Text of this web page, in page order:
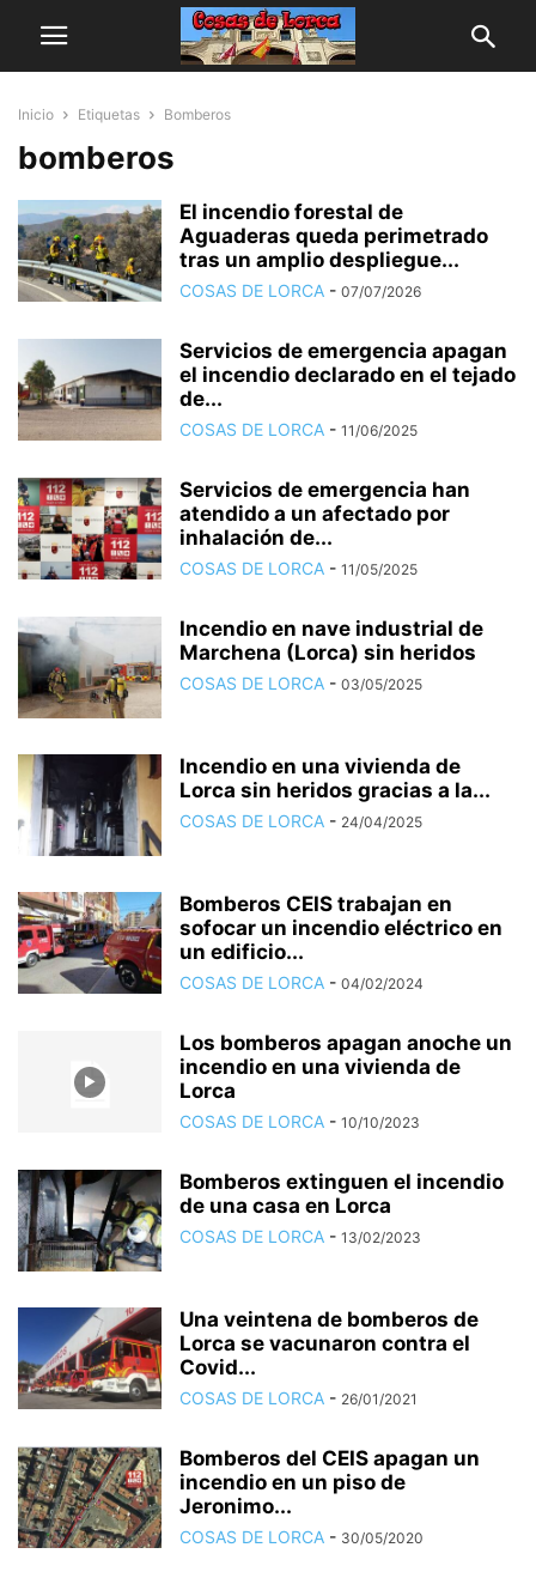
Inicio Etiquetas Bomberos
bomberos
El incendio forestal de
Aguaderas queda perimetrado
tras un amplio despliegue...
COSAS DE LORCA - 07/07/2026
Servicios de emergencia apagan
el incendio declarado en el tejado
de...
COSAS DE LORCA - 11/06/2025
Servicios de emergencia han
atendido a un afectado por
inhalación de...
COSAS DE LORCA - 11/05/2025
Incendio en nave industrial de
Marchena (Lorca) sin heridos
COSAS DE LORCA - 03/05/2025
Incendio en una vivienda de
Lorca sin heridos gracias a la...
COSAS DE LORCA - 24/04/2025
Bomberos CEIS trabajan en
sofocar un incendio eléctrico en
un edificio...
COSAS DE LORCA - 04/02/2024
Los bomberos apagan anoche un
incendio en una vivienda de
Lorca
COSAS DE LORCA - 10/10/2023
Bomberos extinguen el incendio
de una casa en Lorca
COSAS DE LORCA - 13/02/2023
Una veintena de bomberos de
Lorca se vacunaron contra el
Covid...
COSAS DE LORCA - 26/01/2021
Bomberos del CEIS apagan un
incendio en un piso de
Jeronimo...
COSAS DE LORCA - 30/05/2020